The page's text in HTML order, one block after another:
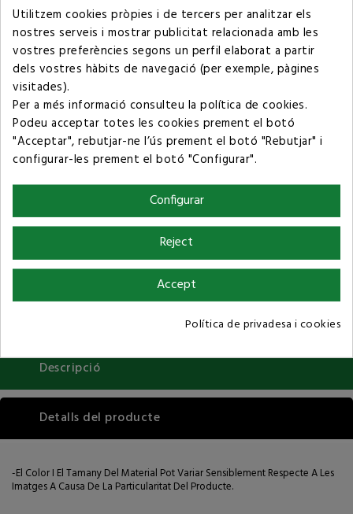
Quantitat
AFEGIR AL CARRET
La quantitat mínima de compra d'aquest producte és de 2.
Compartir
Política de privacitat
Condicions de compra
Descripció
Detalls del producte
-El Color I El Tamany Del Material Pot Variar Sensiblement Respecte A Les
Imatges A Causa De La Particularitat Del Producte.
Utilitzem cookies pròpies i de tercers per analitzar els
nostres serveis i mostrar publicitat relacionada amb les
vostres preferències segons un perfil elaborat a partir
dels vostres hàbits de navegació (per exemple, pàgines
visitades).
Per a més informació consulteu la política de cookies.
Podeu acceptar totes les cookies prement el botó
"Acceptar", rebutjar-ne l’ús prement el botó "Rebutjar" i
configurar-les prement el botó "Configurar".
Configurar
Reject
Accept
Política de privadesa i cookies